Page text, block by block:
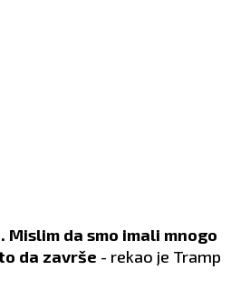
Mislim da smo imali mnogo
da završe - rekao je Tramp